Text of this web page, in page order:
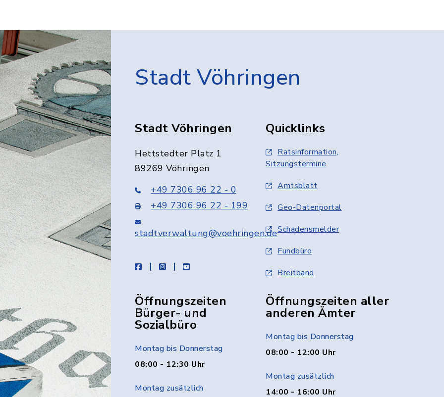
Stadt Vöhringen
Stadt Vöhringen
Hettstedter Platz 1
89269 Vöhringen
+49 7306 96 22 - 0
+49 7306 96 22 - 199
stadtverwaltung@voehringen.de
facebookinstagramyoutube
Quicklinks
Ratsinformation,
Sitzungstermine
Amtsblatt
Geo-Datenportal
Schadensmelder
Fundbüro
Breitband
Öffnungszeiten
Bürger- und
Sozialbüro
Montag bis Donnerstag
08:00 - 12:30 Uhr
Montag zusätzlich
Öffnungszeiten aller
anderen Ämter
Montag bis Donnerstag
08:00 - 12:00 Uhr
Montag zusätzlich
14:00 - 16:00 Uhr